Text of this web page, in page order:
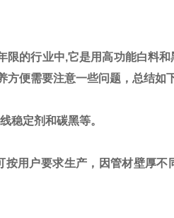
限的行业中,它是用高功能白料
便需要注意一些问题，总结如
定剂和碳黑等。
户要求生产，因管材壁厚不